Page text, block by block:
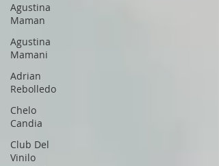
Agustina
Maman
Agustina
Mamani
Adrian
Rebolledo
Chelo
Candia
Club Del
Vinilo